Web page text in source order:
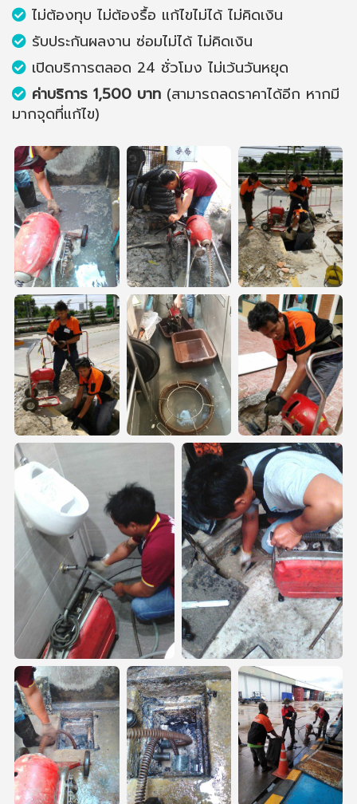
ไม่ต้องทุบ ไม่ต้องรื้อ แก้ไขไม่ได้ ไม่คิดเงิน
รับประกันผลงาน ซ่อมไม่ได้ ไม่คิดเงิน
เปิดบริการตลอด 24 ชั่วโมง ไม่เว้นวันหยุด
ค่าบริการ 1,500 บาท (สามารถลดราคาได้อีก หากมี
มากจุดที่แก้ไข)